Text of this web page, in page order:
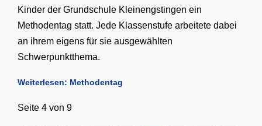
Kinder der Grundschule Kleinengstingen ein
Methodentag statt. Jede Klassenstufe arbeitete dabei
an ihrem eigens für sie ausgewählten
Schwerpunktthema.
Weiterlesen: Methodentag
Seite 4 von 9